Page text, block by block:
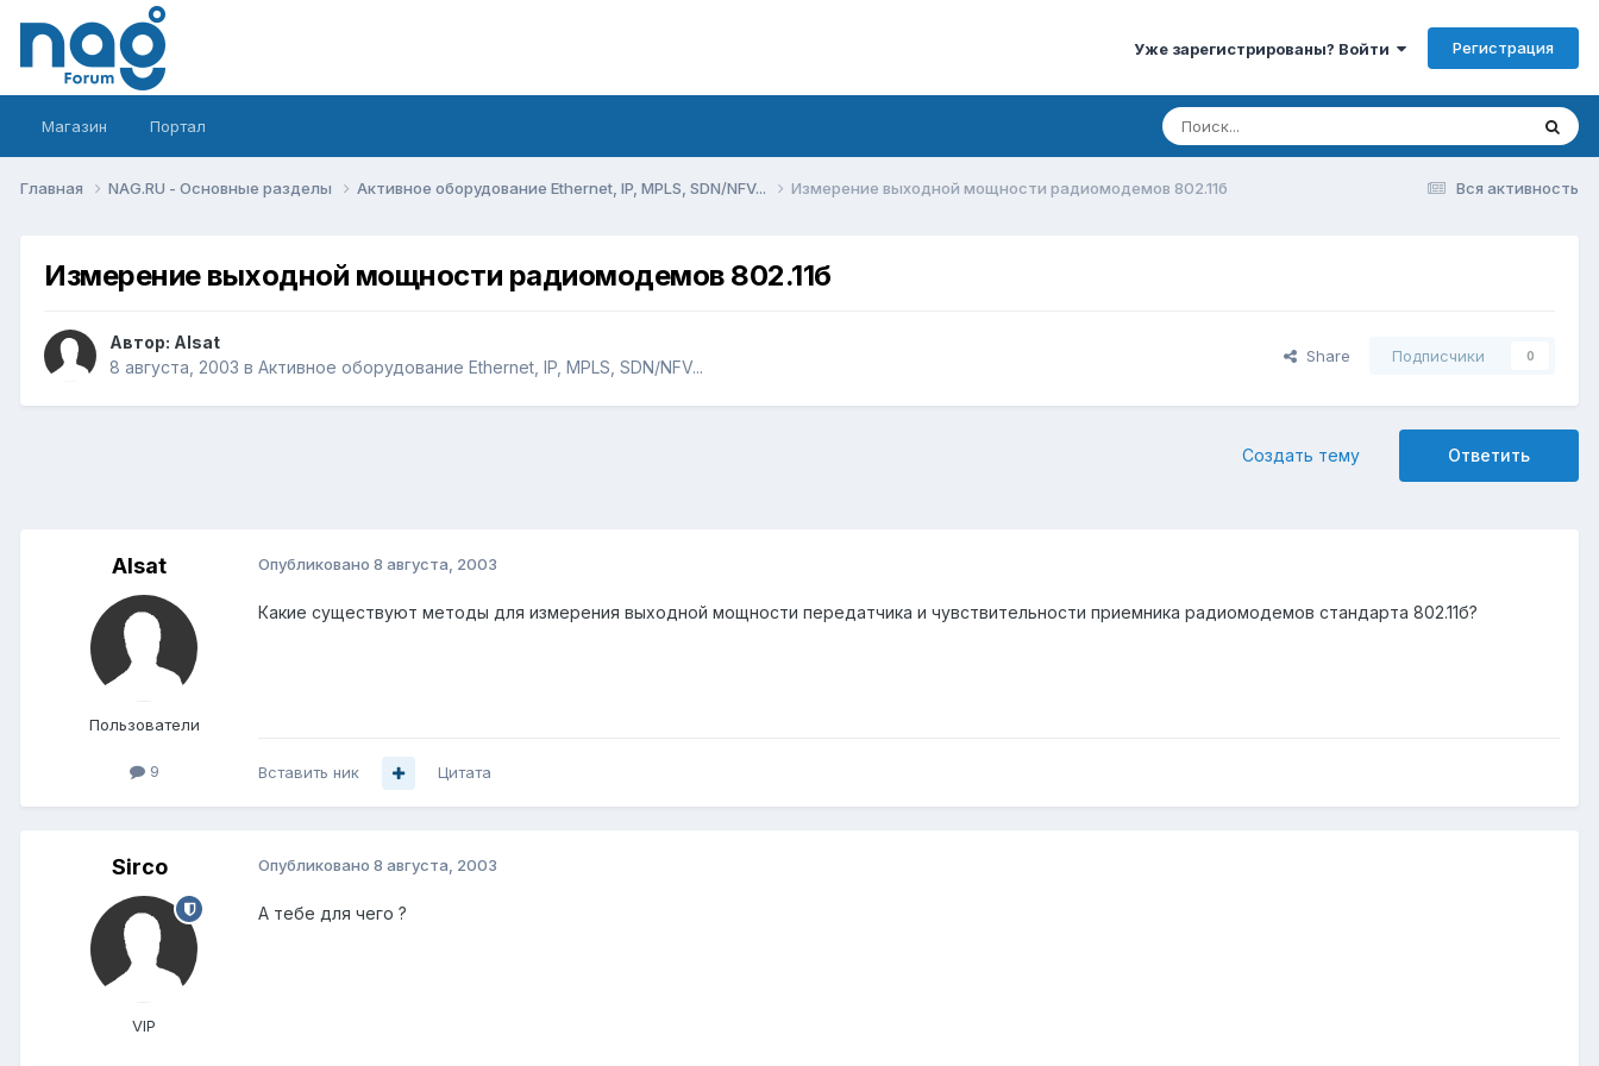
Уже зарегистрированы? Войти Регистрация
Магазин Портал
Вся активность
Главная NAG.RU - Основные разделы Активное оборудование Ethernet, IP, MPLS, SDN/NFV... Измерение выходной мощности радиомодемов 802.11б
Измерение выходной мощности радиомодемов 802.11б
Автор: Alsat
8 августа, 2003 в Активное оборудование Ethernet, IP, MPLS, SDN/NFV...
Share Подписчики 0
Ответить
Создать тему
Alsat
Пользователи
9
Опубликовано 8 августа, 2003
Какие существуют методы для измерения выходной мощности передатчика и чувствительности приемника радиомодемов стандарта 802.11б?
Вставить ник Цитата
Sirco
VIP
Опубликовано 8 августа, 2003
А тебе для чего ?